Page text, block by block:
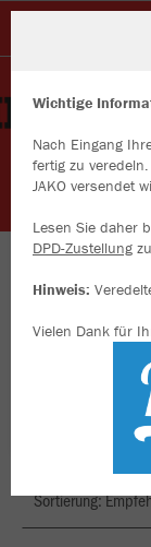
Herzlich
Wichtige
Nach Eingang
fertig zu
JAKO versendet
Lesen Sie daher
DPD-Zustellung
Hinweis:
Vielen Dank für
Wir verwenden
Inhalte
zu den Cookies